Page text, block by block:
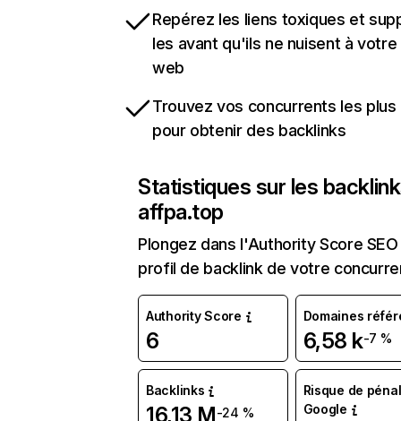
Repérez les liens toxiques et
les avant qu'ils ne nuisent à
web
Trouvez vos concurrents les
pour obtenir des backlinks
Statistiques sur les
affpa.top
Plongez dans l'Authority Score
profil de backlink de votre
Authority Score
6
Domaines
6,58 k-7 %
Backlinks
16,13 M-24 %
Risque de
Google